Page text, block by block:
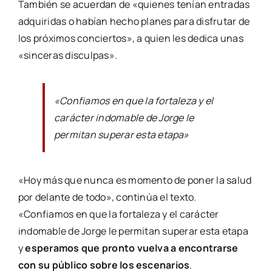
También se acuerdan de «quienes tenían entradas
adquiridas o habían hecho planes para disfrutar de
los próximos conciertos», a quien les dedica unas
«sinceras disculpas».
«Confiamos en que la fortaleza y el
carácter indomable de Jorge le
permitan superar esta etapa»
«Hoy más que nunca es momento de poner la salud
por delante de todo», continúa el texto.
«Confiamos en que la fortaleza y el carácter
indomable de Jorge le permitan superar esta etapa
yesperamos que pronto vuelva a encontrarse
con su público sobre los escenarios.